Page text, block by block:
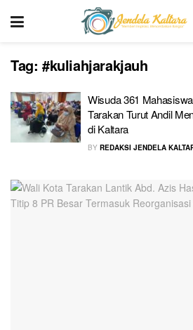
Tag: #kuliahjarakjauh
Wisuda 361
Tarakan Turut Andil
di Kaltara
BY REDAKSI JENDELA